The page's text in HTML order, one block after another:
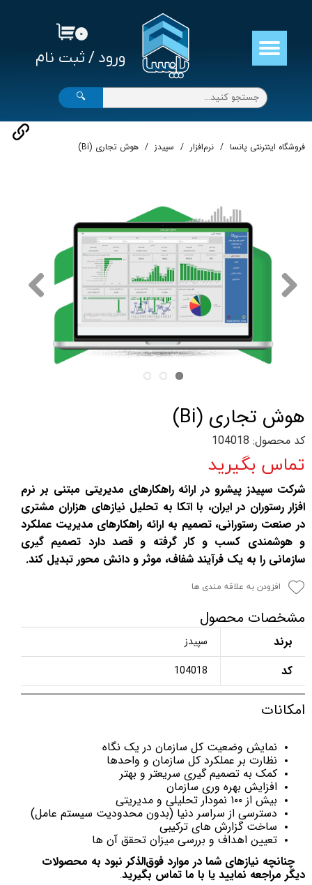
ورود / ثبت نام
حساب کاربری من
تغییر گذر واژه
سفارشات
خروج از حساب کاربری
۰
🔍
فروشگاه اینترنتی پانسا نرم‌افزار سپیدز هوش تجاری (Bi)
هوش تجاری (Bi)
کد محصول: 104018
تماس بگیرید
شرکت سپیدز پیشرو در ارائه راهکارهای مدیریتی مبتنی بر نرم
افزار رستوران در ایران، با اتکا به تحلیل نیازهای هزاران مشتری
در صنعت رستورانی، تصمیم به ارائه راهکارهای مدیریت عملکرد
و هوشمندی کسب و کار گرفته و قصد دارد تصمیم گیری
سازمانی را به یک فرآیند شفاف، موثر و دانش محور تبدیل کند.
افزودن به علاقه مندی ها
مشخصات محصول
برند سپیدز
کد 104018
امکانات
نمایش وضعیت کل سازمان در یک نگاه
نظارت بر عملکرد کل سازمان و واحدها
کمک به تصمیم گیری سریعتر و بهتر
افزایش بهره وری سازمان
بیش از ۱۰۰ نمودار تحلیلی و مدیریتی
دسترسی از سراسر دنیا (بدون محدودیت سیستم عامل)
ساخت گزارش های ترکیبی
تعیین اهداف و بررسی میزان تحقق آن ها
چنانچه نیازهای شما در موارد فوق‌الذکر نبود به محصولات
دیگر مراجعه نمایید یا با ما تماس بگیرید.